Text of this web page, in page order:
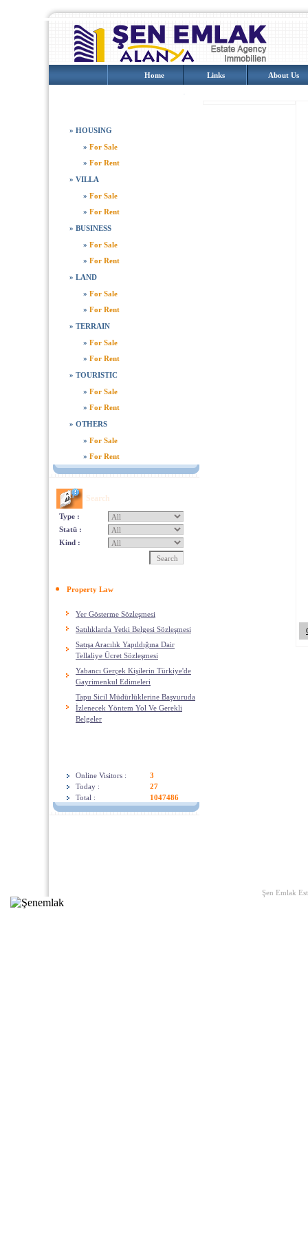
Home Links About Us
» HOUSING
» For Sale
» For Rent
» VILLA
» For Sale
» For Rent
» BUSINESS
» For Sale
» For Rent
» LAND
» For Sale
» For Rent
» TERRAIN
» For Sale
» For Rent
» TOURISTIC
» For Sale
» For Rent
» OTHERS
» For Sale
» For Rent
Search
Type :
Statü :
Kind :
Property Law
Yer Gösterme Sözleşmesi
Satılıklarda Yetki Belgesi Sözleşmesi
Satışa Aracılık Yapıldığına Dair
Tellaliye Ücret Sözleşmesi
Yabancı Gerçek Kişilerin Türkiye'de
Gayrimenkul Edimeleri
Tapu Sicil Müdürlüklerine Başvuruda
İzlenecek Yöntem Yol Ve Gerekli
Belgeler
Online Visitors :
3
Today :
27
Total :
1047486
Şen Emlak